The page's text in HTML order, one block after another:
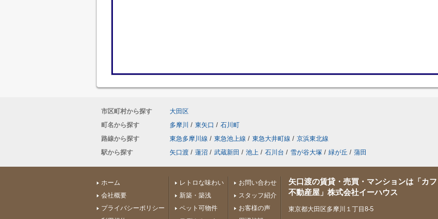
市区町村から探す
大田区
町名から探す
多摩川 / 東矢口 / 石川町
路線から探す
東急多摩川線 / 東急池上線 / 東急大井町線 / 京浜東北線
駅から探す
矢口渡 / 蓮沼 / 武蔵新田 / 池上 / 石川台 / 雪が谷大塚 / 緑が丘 / 蒲田
ホーム
会社概要
プライバシーポリシー
レトロな味わい
新築・築浅
ペット可物件
お問い合わせ
スタッフ紹介
お客様の声
矢口渡の賃貸・売買・マンションは「カ
不動産屋」株式会社イーハウス
東京都大田区多摩川１丁目8-5